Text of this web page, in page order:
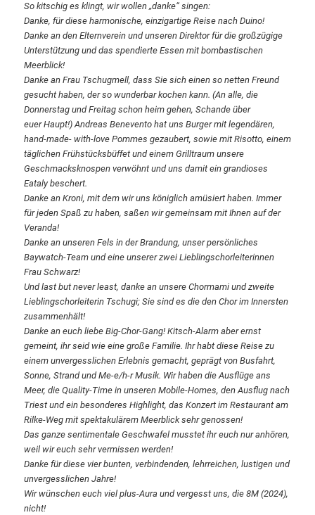
So kitschig es klingt, wir wollen „danke“ singen:
Danke, für diese harmonische, einzigartige Reise nach Duino!
Danke an den Elternverein und unseren Direktor für die großzügige
Unterstützung und das spendierte Essen mit bombastischen
Meerblick!
Danke an Frau Tschugmell, dass Sie sich einen so netten Freund
gesucht haben, der so wunderbar kochen kann. (An alle, die
Donnerstag und Freitag schon heim gehen, Schande über
euer Haupt!) Andreas Benevento hat uns Burger mit legendären,
hand-made- with-love Pommes gezaubert, sowie mit Risotto, einem
täglichen Frühstücksbüffet und einem Grilltraum unsere
Geschmacksknospen verwöhnt und uns damit ein grandioses
Eataly beschert.
Danke an Kroni, mit dem wir uns königlich amüsiert haben. Immer
für jeden Spaß zu haben, saßen wir gemeinsam mit Ihnen auf der
Veranda!
Danke an unseren Fels in der Brandung, unser persönliches
Baywatch-Team und eine unsererzwei Lieblingschorleiterinnen
Frau Schwarz!
Und last but never least, danke an unsere Chormami und zweite
Lieblingschorleiterin Tschugi; Sie sind es die den Chor im Innersten
zusammenhält!
Danke an euch liebe Big-Chor-Gang! Kitsch-Alarm aber ernst
gemeint, ihr seid wie eine große Familie. Ihr habt diese Reise zu
einem unvergesslichen Erlebnis gemacht, geprägt von Busfahrt,
Sonne, Strand und Me-e/h-r Musik. Wir haben die Ausflüge ans
Meer, die Quality-Time in unseren Mobile-Homes, den Ausflug nach
Triest und ein besonderes Highlight, das Konzert im Restaurant am
Rilke-Weg mit spektakulärem Meerblick sehr genossen!
Das ganze sentimentale Geschwafel musstet ihr euch nur anhören,
weil wir euch sehr vermissen werden!
Danke für diese vier bunten, verbindenden, lehrreichen, lustigen und
unvergesslichen Jahre!
Wir wünschen euch viel plus-Aura und vergesst uns, die 8M (2024),
nicht!